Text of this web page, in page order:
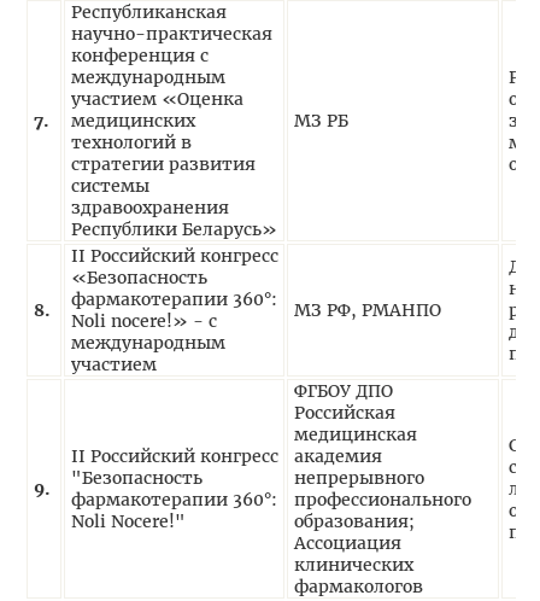
7.
Республиканская
научно-практическая
конференция с
международным
участием «Оценка
медицинских
технологий в
стратегии развития
системы
здравоохранения
Республики Беларусь»
МЗ РБ
8.
II Российский конгресс
«Безопасность
фармакотерапии 360°:
Noli nocere!» - с
международным
участием
МЗ РФ, РМАНПО
9.
II Российский конгресс
"Безопасность
фармакотерапии 360°:
Noli Nocere!"
ФГБОУ ДПО
Российская
медицинская
академия
непрерывного
профессионального
образования;
Ассоциация
клинических
фармакологов